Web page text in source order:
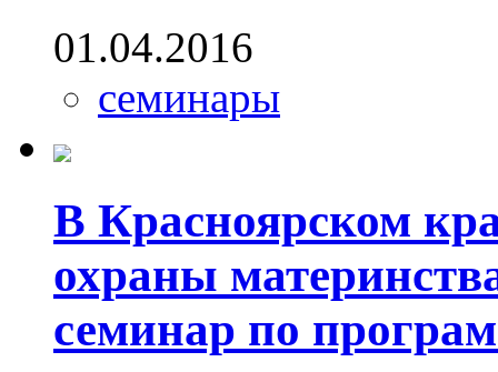
01.04.2016
семинары
В Красноярском
охраны
семинар по